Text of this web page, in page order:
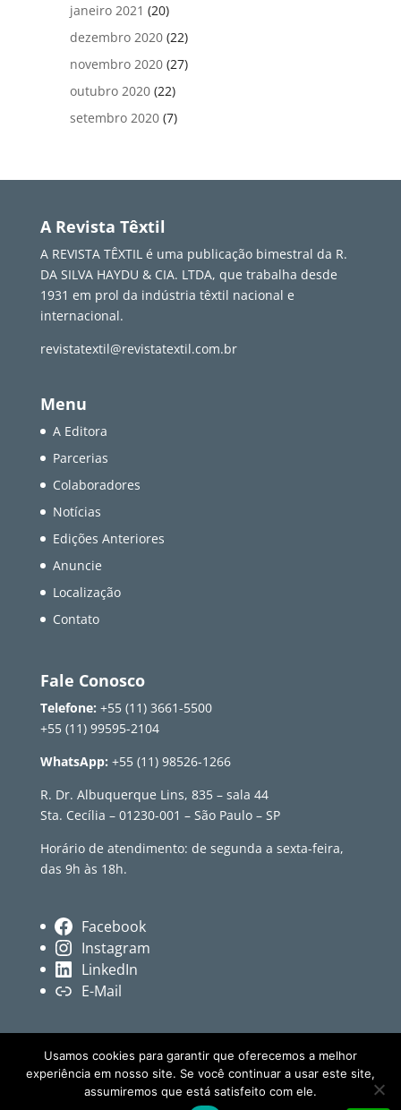
janeiro 2021 (20)
dezembro 2020 (22)
novembro 2020 (27)
outubro 2020 (22)
setembro 2020 (7)
A Revista Têxtil
A REVISTA TÊXTIL é uma publicação bimestral da R.
DA SILVA HAYDU & CIA. LTDA, que trabalha desde
1931 em prol da indústria têxtil nacional e
internacional.
revistatextil@revistatextil.com.br
Menu
A Editora
Parcerias
Colaboradores
Notícias
Edições Anteriores
Anuncie
Localização
Contato
Fale Conosco
Telefone: +55 (11) 3661-5500
+55 (11) 99595-2104
WhatsApp: +55 (11) 98526-1266
R. Dr. Albuquerque Lins, 835 – sala 44
Sta. Cecília – 01230-001 – São Paulo – SP
Horário de atendimento: de segunda a sexta-feira,
das 9h às 18h.
Facebook
Instagram
LinkedIn
E-Mail
© Revista Têxtil • Conteúdo independente sobre
Usamos cookies para garantir que oferecemos a melhor
experiência em nosso site. Se você continuar a usar este site,
assumiremos que está satisfeito com ele.